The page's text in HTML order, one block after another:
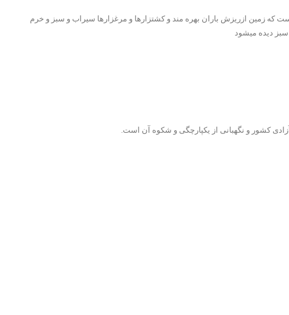
که زمین ازریزش باران بهره مند و کشتزارها و مرغزارها سیراب و سبز و خرم
سبز دیده میشود
کشور و نگهبانی از یکپارچگی و شکوه آن است.